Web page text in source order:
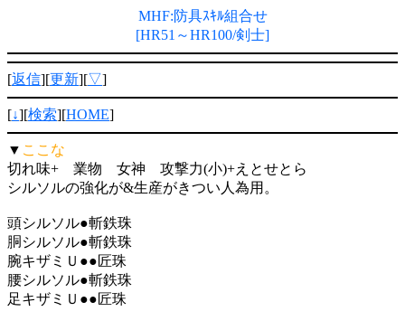
MHF:防具ｽｷﾙ組合せ
[HR51～HR100/剣士]
[返信][更新][▽]
[↓][検索][HOME]
▼ ここな
切れ味+ 業物 女神 攻撃力(小)+えとせとら
シルソルの強化が&生産がきつい人為用。
頭シルソル●斬鉄珠
胴シルソル●斬鉄珠
腕キザミＵ●●匠珠
腰シルソル●斬鉄珠
足キザミＵ●●匠珠